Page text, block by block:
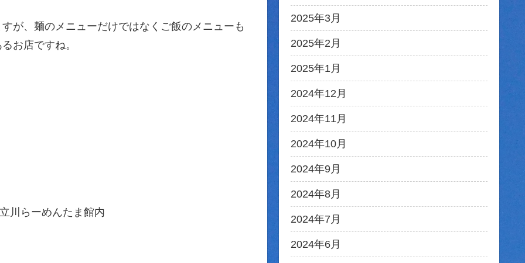
が、麺のメニューだけではなくご飯のメニューも
お店ですね。
川らーめんたま館内
2025年3月
2025年2月
2025年1月
2024年12月
2024年11月
2024年10月
2024年9月
2024年8月
2024年7月
2024年6月